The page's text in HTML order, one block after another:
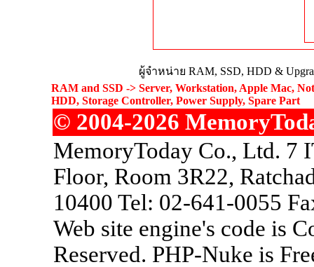
ผู้จำหน่าย RAM, SSD, HDD &
RAM and SSD -> Server, Workstation, Apple Mac,
HDD, Storage Controller, Power Supply, Spare Part
© 2004-2026
MemoryToday Co., Ltd. 7
Floor, Room 3R22,
10400 Tel: 02-641-0055
Web site engine's code is
Reserved. PHP-Nuke is